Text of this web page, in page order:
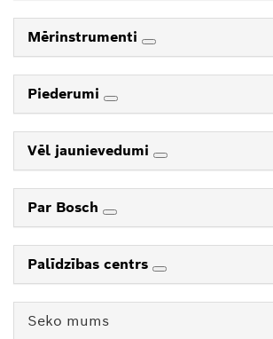
Mērinstrumenti
Piederumi
Vēl jaunievedumi
Par Bosch
Palīdzības centrs
Seko mums